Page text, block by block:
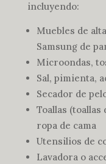
incluyendo:
Muebles de
Samsung de
Microondas,
Sal, pimienta,
Secador de
Toallas (toallas
ropa de cama
Utensilios de
Lavadora o